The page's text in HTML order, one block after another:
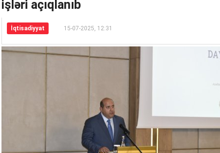
işləri açıqlanıb
İqtisadiyyat 15-07-2025, 12:31